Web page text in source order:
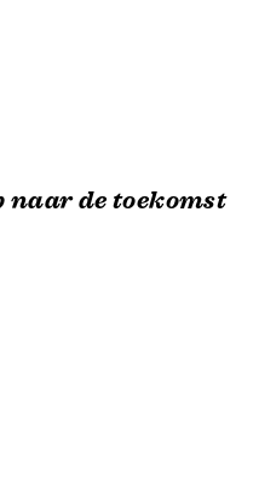
naar de toekomst